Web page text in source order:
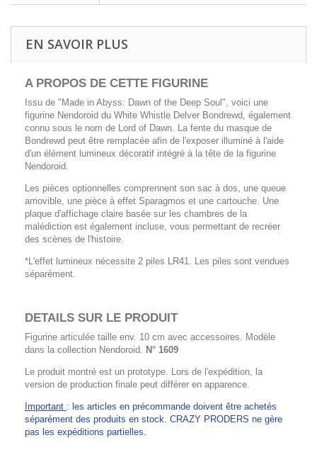
EN SAVOIR PLUS
A PROPOS DE CETTE FIGURINE
Issu de "Made in Abyss: Dawn of the Deep Soul", voici une
figurine Nendoroid du White Whistle Delver Bondrewd, également
connu sous le nom de Lord of Dawn. La fente du masque de
Bondrewd peut être remplacée afin de l'exposer illuminé à l'aide
d'un élément lumineux décoratif intégré à la tête de la figurine
Nendoroid.
Les pièces optionnelles comprennent son sac à dos, une queue
amovible, une pièce à effet Sparagmos et une cartouche. Une
plaque d'affichage claire basée sur les chambres de la
malédiction est également incluse, vous permettant de recréer
des scènes de l'histoire.
*L'effet lumineux nécessite 2 piles LR41. Les piles sont vendues
séparément.
DETAILS SUR LE PRODUIT
Figurine articulée taille env. 10 cm avec accessoires. Modèle
dans la collection Nendoroid. N° 1609
Le produit montré est un prototype. Lors de l'expédition, la
version de production finale peut différer en apparence.
Important : les articles en précommande doivent être achetés
séparément des produits en stock. CRAZY PRODERS ne gère
pas les expéditions partielles.